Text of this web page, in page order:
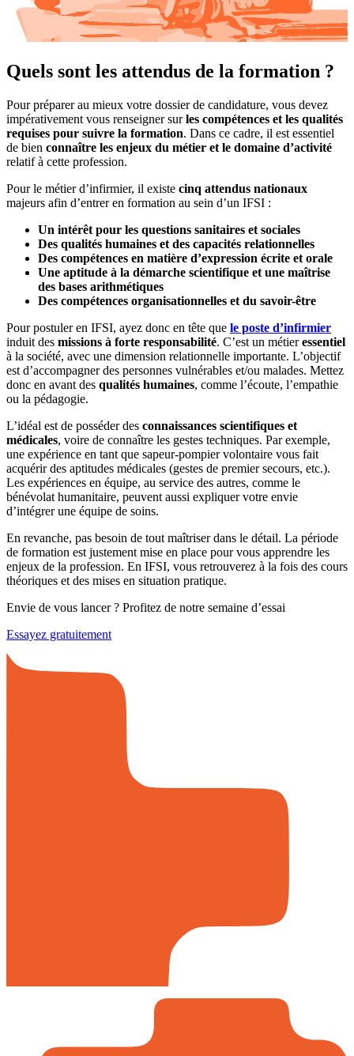
Quels sont les attendus de la formation ?
Pour préparer au mieux votre dossier de candidature, vous devez
impérativement vous renseigner surles compétences et les qualités
requises pour suivre la formation. Dans ce cadre, il est essentiel
de bien connaître les enjeux du métier et le domaine d’activité
relatif à cette profession.
Pour le métier d’infirmier, il existe cinq attendus nationaux
majeurs afin d’entrer en formation au sein d’un IFSI :
Un intérêt pour les questions sanitaires et sociales
Des qualités humaines et des capacités relationnelles
Des compétences en matière d’expression écrite et orale
Une aptitude à la démarche scientifique et une maîtrise
des bases arithmétiques
Des compétences organisationnelles et du savoir-être
Pour postuler en IFSI, ayez donc en tête que le poste d’infirmier
induit des missions à forte responsabilité. C’est un métieressentiel
à la société, avec une dimension relationnelle importante. L’objectif
est d’accompagner des personnes vulnérables et/ou malades. Mettez
donc en avant des qualités humaines, comme l’écoute, l’empathie
ou la pédagogie.
L’idéal est de posséder des connaissances scientifiques et
médicales, voire de connaître les gestes techniques. Par exemple,
une expérience en tant que sapeur-pompier volontaire vous fait
acquérir des aptitudes médicales (gestes de premier secours, etc.).
Les expériences en équipe, au service des autres, comme le
bénévolat humanitaire, peuvent aussi expliquer votre envie
d’intégrer une équipe de soins.
En revanche, pas besoin de tout maîtriser dans le détail. La période
de formation est justement mise en place pour vous apprendre les
enjeux de la profession. En IFSI, vous retrouverez à la fois des cours
théoriques et des mises en situation pratique.
Envie de vous lancer ? Profitez de notre semaine d’essai
Essayez gratuitement